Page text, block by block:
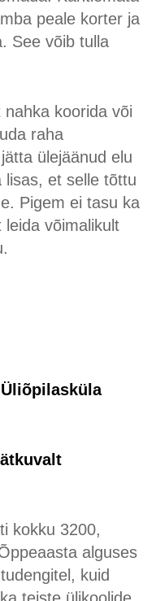
peale korter ja
See võib tulla
koorida või
raha
ülejäänud elu
lisas, et selle tõttu
Pigem ei tasu ka
võimalikult
kokku 3200,
alguses
kuid